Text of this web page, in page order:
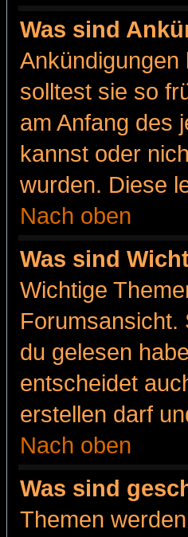
Was sind
Ankündigungen
solltest sie so
am Anfang des
kannst oder
wurden. Diese
Nach oben
Was sind
Wichtige
Forumsansicht.
du gelesen
entscheidet
erstellen darf
Nach oben
Was sind
Themen